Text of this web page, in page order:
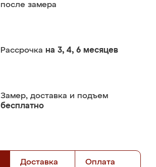
после замера
Рассрочка на 3, 4, 6 месяцев
Замер, доставка и подъем
бесплатно
Доставка Оплата